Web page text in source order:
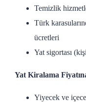
Temizlik
Türk
ücretleri
Yat sigortası
Yat Kiralama
Yiyecek ve